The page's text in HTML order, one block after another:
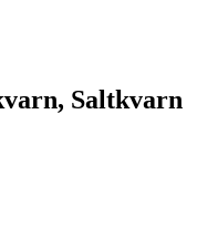
Saltkvarn